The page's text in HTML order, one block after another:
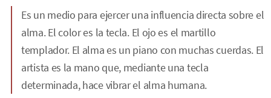
Es un medio para ejercer una influencia directa sobre el
alma. El color es la tecla. El ojo es el martillo
templador. El alma es un piano con muchas cuerdas. El
artista es la mano que, mediante una tecla
determinada, hace vibrar el alma humana.